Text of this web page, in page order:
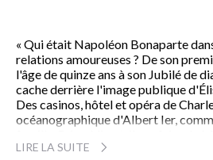
« Qui était Napoléon Bonaparte
relations amoureuses ? De son
l'âge de quinze ans à son Jubilé de
cache derrière l'image publique
Des casinos, hôtel et opéra de
océanographique d'Albert Ier,
séduisante, dont la princesse Grace
LIRE LA SUITE